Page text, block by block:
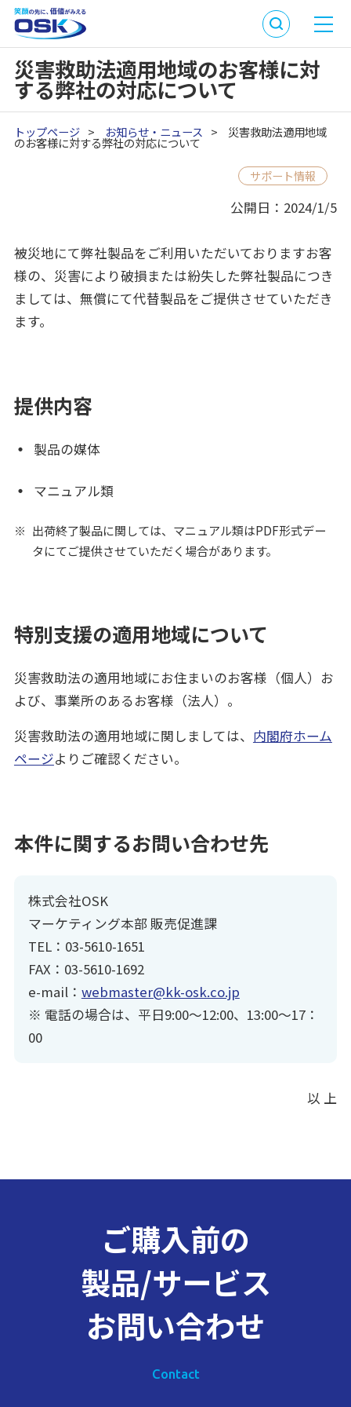
災害救助法適用地域のお客様に対
する弊社の対応について
トップページ > お知らせ・ニュース > 災害救助法適用地域
のお客様に対する弊社の対応について
サポート情報
公開日：2024/1/5
被災地にて弊社製品をご利用いただいておりますお客
様の、災害により破損または紛失した弊社製品につき
ましては、無償にて代替製品をご提供させていただき
ます。
提供内容
製品の媒体
マニュアル類
出荷終了製品に関しては、マニュアル類はPDF形式デー
タにてご提供させていただく場合があります。
特別支援の適用地域について
災害救助法の適用地域にお住まいのお客様（個人）お
よび、事業所のあるお客様（法人）。
災害救助法の適用地域に関しましては、 内閣府ホーム
ページよりご確認ください。
本件に関するお問い合わせ先
株式会社OSK
マーケティング本部 販売促進課
TEL：03-5610-1651
FAX：03-5610-1692
e-mail： webmaster@kk-osk.co.jp
※ 電話の場合は、平日9:00～12:00、13:00～17：
00
以 上
ご購入前の
製品/サービス
お問い合わせ
Contact